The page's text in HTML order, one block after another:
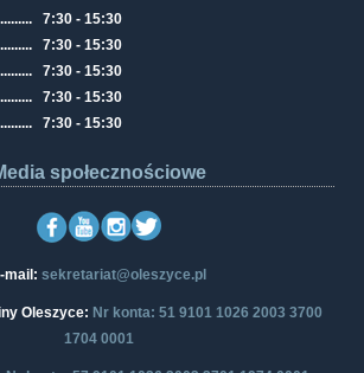
7:30 - 15:30
7:30 - 15:30
7:30 - 15:30
7:30 - 15:30
7:30 - 15:30
społecznościowe
mail: sekretariat@oleszyce.pl
Oleszyce: Nr konta: 51 9101 1026 2003 3700
1704 0001